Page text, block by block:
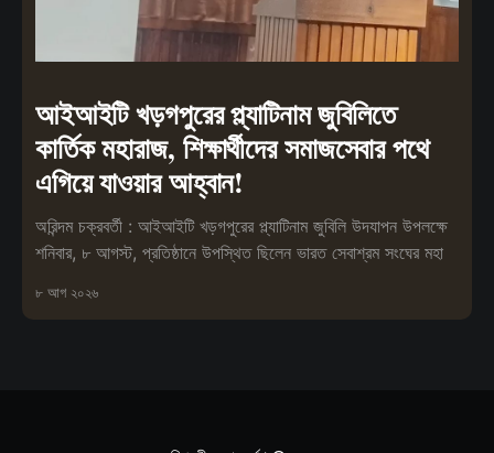
আইআইটি খড়গপুরের প্ল্যাটিনাম জুবিলিতে
কার্তিক মহারাজ, শিক্ষার্থীদের সমাজসেবার পথে
এগিয়ে যাওয়ার আহ্বান!
অরিন্দম চক্রবর্তী : আইআইটি খড়গপুরের প্ল্যাটিনাম জুবিলি উদযাপন উপলক্ষে
শনিবার, ৮ আগস্ট, প্রতিষ্ঠানে উপস্থিত ছিলেন ভারত সেবাশ্রম সংঘের মহা
৮ আগ ২০২৬